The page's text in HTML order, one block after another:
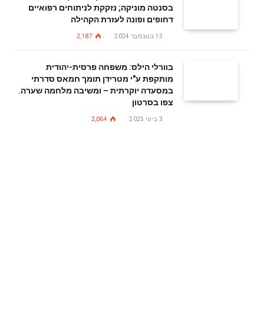
בסנטה מוניקה; נזקקת לניתוחים רפואיים
דחופים ופונה לעזרת הקהילה
13 בנובמבר 2024 2,187
בוורלי הילס: משפחה פרסית-יהודית
מותקפת ע"י מטרידן תומך חמאס סדרתי
במסעדה יוקרתית – ומשיבה מלחמה שערה.
צפו בסרטון
3 ביוני 2025 2,064